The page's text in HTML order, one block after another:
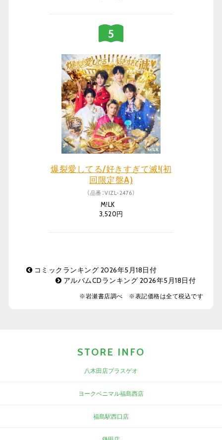
爆裂愛してる/好きすぎて滅!(初
回限定盤A)
（品番：VIZL-2476）
M!LK
3,520円
コミックランキング 2026年5月18日付
アルバムCDランキング 2026年5月18日付
※岩瀬書店調べ ※表記価格は全て税込です
STORE INFO
八木田店プラスゲオ
ヨークベニマル福島西店
福島駅西口店